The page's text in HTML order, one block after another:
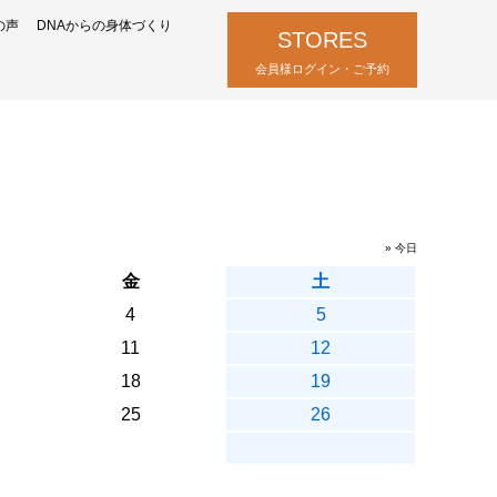
声 DNAからの身体づくり
STORES
会員様ログイン・ご予約
» 今日
金
土
4
5
11
12
18
19
25
26